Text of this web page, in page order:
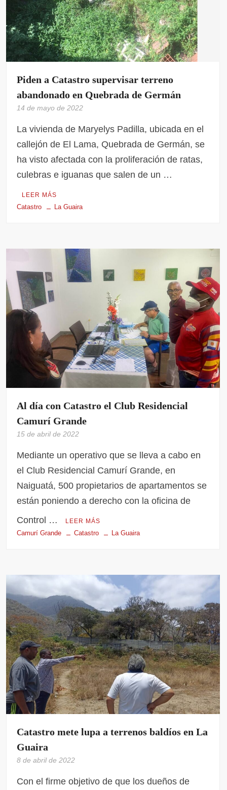
Piden a Catastro supervisar terreno
abandonado en Quebrada de Germán
14 de mayo de 2022
La vivienda de Maryelys Padilla, ubicada en el
callejón de El Lama, Quebrada de Germán, se
ha visto afectada con la proliferación de ratas,
culebras e iguanas que salen de un …
LEER MÁS
Catastro La Guaira
Al día con Catastro el Club Residencial
Camurí Grande
15 de abril de 2022
Mediante un operativo que se lleva a cabo en
el Club Residencial Camurí Grande, en
Naiguatá, 500 propietarios de apartamentos se
están poniendo a derecho con la oficina de
Control …
LEER MÁS
Camurí Grande Catastro La Guaira
Catastro mete lupa a terrenos baldíos en La
Guaira
8 de abril de 2022
Con el firme objetivo de que los dueños de